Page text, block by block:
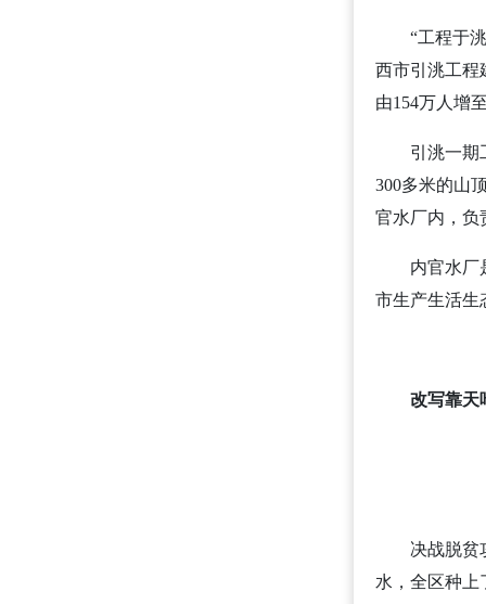
“工程于
西市引洮工程
由154万人增
引洮一期
300多米的山
官水厂内，负
内官水厂
市生产生活生
改写靠天
决战脱贫
水，全区种上